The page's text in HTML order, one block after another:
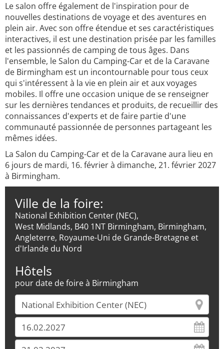
Le salon offre également de l'inspiration pour de
nouvelles destinations de voyage et des aventures en
plein air. Avec son offre étendue et ses caractéristiques
interactives, il est une destination prisée par les familles
et les passionnés de camping de tous âges. Dans
l'ensemble, le Salon du Camping-Car et de la Caravane
de Birmingham est un incontournable pour tous ceux
qui s'intéressent à la vie en plein air et aux voyages
mobiles. Il offre une occasion unique de se renseigner
sur les dernières tendances et produits, de recueillir des
connaissances d'experts et de faire partie d'une
communauté passionnée de personnes partageant les
mêmes idées.
La Salon du Camping-Car et de la Caravane aura lieu en
6 jours de mardi, 16. février à dimanche, 21. février 2027
à Birmingham.
Ville de la foire:
National Exhibition Center (NEC),
West Midlands, B40 1NT Birmingham, Birmingham,
Angleterre, Royaume-Uni de Grande-Bretagne et
d'Irlande du Nord
Hôtels
pour date de foire à Birmingham